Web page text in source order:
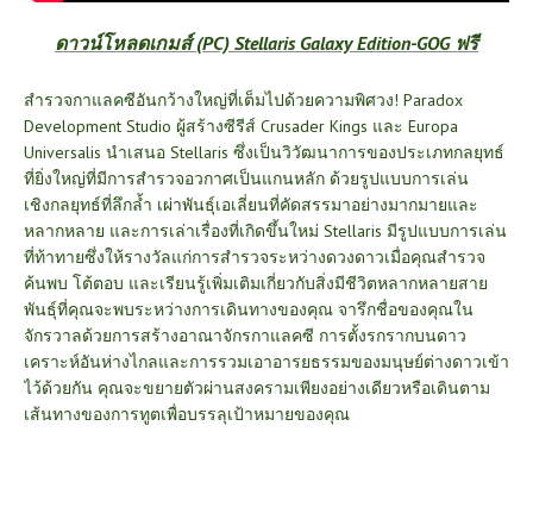
ดาวน์โหลดเกมส์ (PC) Stellaris Galaxy Edition-GOG ฟรี
สำรวจกาแลคซีอันกว้างใหญ่ที่เต็มไปด้วยความพิศวง! Paradox
Development Studio ผู้สร้างซีรีส์ Crusader Kings และ Europa
Universalis นำเสนอ Stellaris ซึ่งเป็นวิวัฒนาการของประเภทกลยุทธ์
ที่ยิ่งใหญ่ที่มีการสำรวจอวกาศเป็นแกนหลัก ด้วยรูปแบบการเล่น
เชิงกลยุทธ์ที่ลึกล้ำ เผ่าพันธุ์เอเลี่ยนที่คัดสรรมาอย่างมากมายและ
หลากหลาย และการเล่าเรื่องที่เกิดขึ้นใหม่ Stellaris มีรูปแบบการเล่น
ที่ท้าทายซึ่งให้รางวัลแก่การสำรวจระหว่างดวงดาวเมื่อคุณสำรวจ
ค้นพบ โต้ตอบ และเรียนรู้เพิ่มเติมเกี่ยวกับสิ่งมีชีวิตหลากหลายสาย
พันธุ์ที่คุณจะพบระหว่างการเดินทางของคุณ จารึกชื่อของคุณใน
จักรวาลด้วยการสร้างอาณาจักรกาแลคซี การตั้งรกรากบนดาว
เคราะห์อันห่างไกลและการรวมเอาอารยธรรมของมนุษย์ต่างดาวเข้า
ไว้ด้วยกัน คุณจะขยายตัวผ่านสงครามเพียงอย่างเดียวหรือเดินตาม
เส้นทางของการทูตเพื่อบรรลุเป้าหมายของคุณ